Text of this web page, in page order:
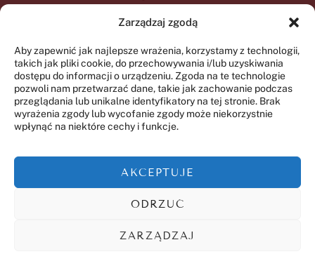
Zarządzaj zgodą
Aby zapewnić jak najlepsze wrażenia, korzystamy z technologii,
takich jak pliki cookie, do przechowywania i/lub uzyskiwania
dostępu do informacji o urządzeniu. Zgoda na te technologie
pozwoli nam przetwarzać dane, takie jak zachowanie podczas
przeglądania lub unikalne identyfikatory na tej stronie. Brak
wyrażenia zgody lub wycofanie zgody może niekorzystnie
wpłynąć na niektóre cechy i funkcje.
AKCEPTUJE
ODRZUĆ
ZARZĄDZAJ
ul. Wiślana 72
05-092 Łomianki
GODZINY OTWARCIA
09:00 – 20:00
Regulamin SPA
Regulamin świadczenia
usług drogą elektroniczną
Polityka prywatności